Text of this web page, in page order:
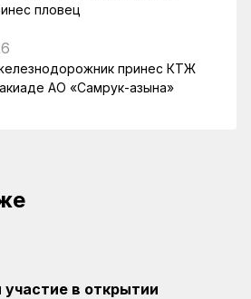
пловец
принес КТЖ
АО «Самрук-Қазына»
в открытии